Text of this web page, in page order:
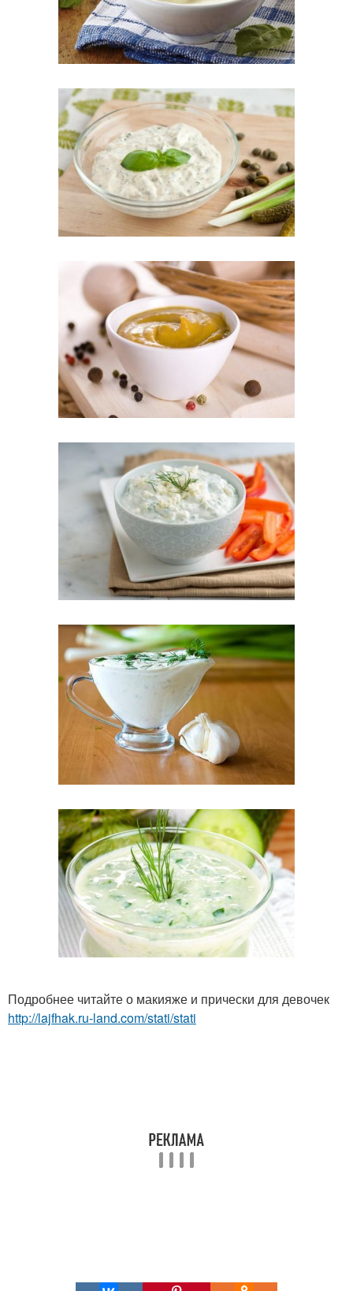
Подробнее читайте о макияже и прически для девочек
http://lajfhak.ru-land.com/stati/stati